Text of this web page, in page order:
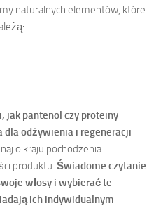
naturalnych elementów, które
jak pantenol czy proteiny
odżywienia i regeneracji
o kraju pochodzenia
produktu. Świadome czytanie
włosy i wybierać te
ich indywidualnym